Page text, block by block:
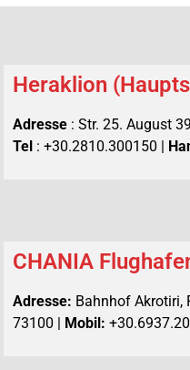
Heraklion
Adresse : Str. 25. August
Tel : +30.2810.300150 |
CHANIA
Adresse: Bahnhof Akrotiri,
73100 | Mobil: